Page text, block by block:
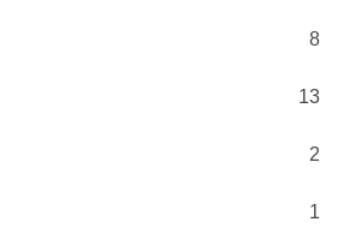
8
13
2
1